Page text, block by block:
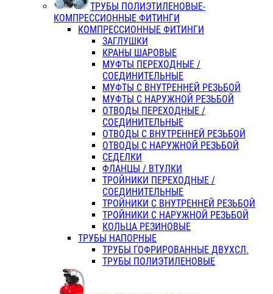
ТРУБЫ ПОЛИЭТИЛЕНОВЫЕ-
КОМПРЕССИОННЫЕ ФИТИНГИ
КОМПРЕССИОННЫЕ ФИТИНГИ
ЗАГЛУШКИ
КРАНЫ ШАРОВЫЕ
МУФТЫ ПЕРЕХОДНЫЕ /
СОЕДИНИТЕЛЬНЫЕ
МУФТЫ С ВНУТРЕННЕЙ РЕЗЬБОЙ
МУФТЫ С НАРУЖНОЙ РЕЗЬБОЙ
ОТВОДЫ ПЕРЕХОДНЫЕ /
СОЕДИНИТЕЛЬНЫЕ
ОТВОДЫ С ВНУТРЕННЕЙ РЕЗЬБОЙ
ОТВОДЫ С НАРУЖНОЙ РЕЗЬБОЙ
СЕДЕЛКИ
ФЛАНЦЫ / ВТУЛКИ
ТРОЙНИКИ ПЕРЕХОДНЫЕ /
СОЕДИНИТЕЛЬНЫЕ
ТРОЙНИКИ С ВНУТРЕННЕЙ РЕЗЬБОЙ
ТРОЙНИКИ С НАРУЖНОЙ РЕЗЬБОЙ
КОЛЬЦА РЕЗИНОВЫЕ
ТРУБЫ НАПОРНЫЕ
ТРУБЫ ГОФРИРОВАННЫЕ ДВУХСЛ.
ТРУБЫ ПОЛИЭТИЛЕНОВЫЕ